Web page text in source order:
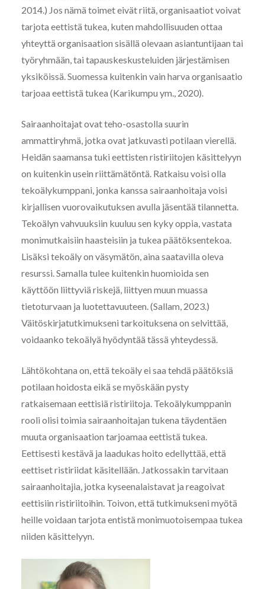
2014.) Jos nämä toimet eivät riitä, organisaatiot voivat
tarjota eettistä tukea, kuten mahdollisuuden ottaa
yhteyttä organisaation sisällä olevaan asiantuntijaan tai
työryhmään, tai tapauskeskusteluiden järjestämisen
yksiköissä. Suomessa kuitenkin vain harva organisaatio
tarjoaa eettistä tukea (Karikumpu ym., 2020).
Sairaanhoitajat ovat teho-osastolla suurin
ammattiryhmä, jotka ovat jatkuvasti potilaan vierellä.
Heidän saamansa tuki eettisten ristiriitojen käsittelyyn
on kuitenkin usein riittämätöntä. Ratkaisu voisi olla
tekoälykumppani, jonka kanssa sairaanhoitaja voisi
kirjallisen vuorovaikutuksen avulla jäsentää tilannetta.
Tekoälyn vahvuuksiin kuuluu sen kyky oppia, vastata
monimutkaisiin haasteisiin ja tukea päätöksentekoa.
Lisäksi tekoäly on väsymätön, aina saatavilla oleva
resurssi. Samalla tulee kuitenkin huomioida sen
käyttöön liittyviä riskejä, liittyen muun muassa
tietoturvaan ja luotettavuuteen. (Sallam, 2023.)
Väitöskirjatutkimukseni tarkoituksena on selvittää,
voidaanko tekoälyä hyödyntää tässä yhteydessä.
Lähtökohtana on, että tekoäly ei saa tehdä päätöksiä
potilaan hoidosta eikä se myöskään pysty
ratkaisemaan eettisiä ristiriitoja. Tekoälykumppanin
rooli olisi toimia sairaanhoitajan tukena täydentäen
muuta organisaation tarjoamaa eettistä tukea.
Eettisesti kestävä ja laadukas hoito edellyttää, että
eettiset ristiriidat käsitellään. Jatkossakin tarvitaan
sairaanhoitajia, jotka kyseenalaistavat ja reagoivat
eettisiin ristiriitoihin. Toivon, että tutkimukseni myötä
heille voidaan tarjota entistä monimuotoisempaa tukea
niiden käsittelyyn.